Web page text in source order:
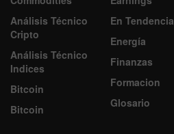
Análisis Técnico
Cripto
Análisis Técnico
Indices
Bitcoin
Bitcoin
En Tendencia
Energía
Finanzas
Formacion
Glosario